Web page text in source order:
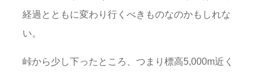
経過とともに変わり行くべきものなのかもしれな
い。
峠から少し下ったところ、つまり標高5,000m近く